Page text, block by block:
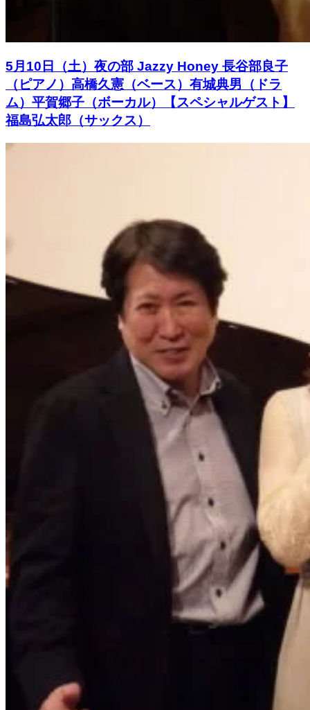
5月10日（土）夜の部 Jazzy Honey 長谷部良子
（ピアノ）高橋久憲（ベース）有城典男（ドラ
ム）平賀郷子（ボーカル）【スペシャルゲスト】
福島弘太郎（サックス）